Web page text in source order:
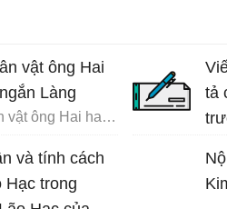
vật ông Hai
Làng
Phân tích nhân vật ông Hai hay nhất
và tính cách
Hạc trong
tả